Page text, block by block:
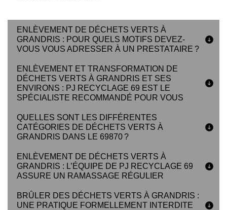
ENLÈVEMENT DE DÉCHETS VERTS À
GRANDRIS : POUR QUELS MOTIFS DEVEZ-
VOUS VOUS ADRESSER À UN PRESTATAIRE ?
ENLÈVEMENT ET TRANSFORMATION DE
DÉCHETS VERTS À GRANDRIS ET SES
ENVIRONS : PJ RECYCLAGE 69 EST LE
SPÉCIALISTE RECOMMANDÉ POUR VOUS
QUELLES SONT LES DIFFÉRENTES
CATÉGORIES DE DÉCHETS VERTS À
GRANDRIS DANS LE 69870 ?
ENLÈVEMENT DE DÉCHETS VERTS À
GRANDRIS : L’ÉQUIPE DE PJ RECYCLAGE 69
ASSURE UN RAMASSAGE RÉGULIER
BRÛLER DES DÉCHETS VERTS À GRANDRIS :
UNE PRATIQUE FORMELLEMENT INTERDITE